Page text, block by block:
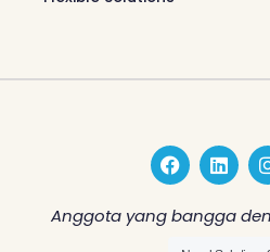
F
a
c
e
L
i
n
k
e
I
Anggota yang bangga